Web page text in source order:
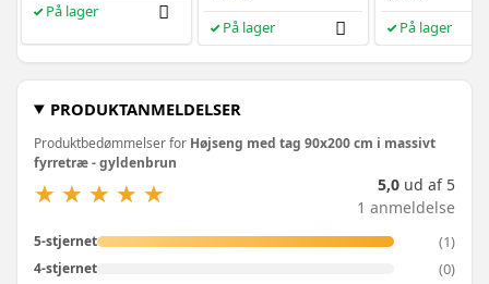
PRODUKTANMELDELSER
Produktbedømmelser for Højseng med tag 90x200 cm i massivt
fyrretræ - gyldenbrun
★
★ ★
★ ★
★ ★
★ ★
★ 5,0 ud af 5
1 anmeldelse
5-stjernet (1)
4-stjernet (0)
På lager
På lager På lager